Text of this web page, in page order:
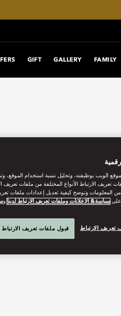
FAMILY
GALLERY
GIFT
الويب بوظيفته، وتحليل نسبة استخدام الموقع،
تعريف الارتباط الأنواع المختلفة من ملفات تعريف
المعلومات وتوضح كيفية تعديل إعدادات ملفات
على سياسة& الإعلانات وملفات تعريف الارتباط لدينا و
الارتباط قبول ملفات تعريف الارتباط